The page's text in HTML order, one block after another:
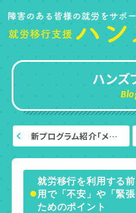
ハンズ
新プログラム紹介「メ…
就労移行を利用する
用で「不安」や「緊
ためのポイント